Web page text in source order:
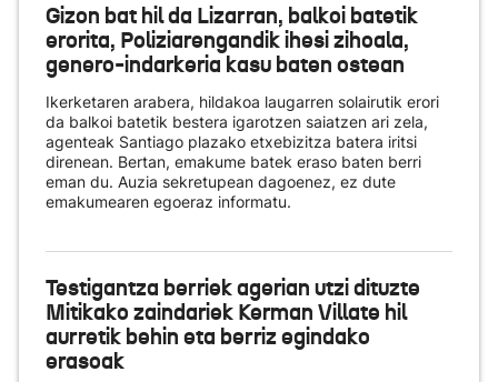
Gizon bat hil da Lizarran, balkoi batetik
erorita, Poliziarengandik ihesi zihoala,
genero-indarkeria kasu baten ostean
Ikerketaren arabera, hildakoa laugarren solairutik erori
da balkoi batetik bestera igarotzen saiatzen ari zela,
agenteak Santiago plazako etxebizitza batera iritsi
direnean. Bertan, emakume batek eraso baten berri
eman du. Auzia sekretupean dagoenez, ez dute
emakumearen egoeraz informatu.
Testigantza berriek agerian utzi dituzte
Mitikako zaindariek Kerman Villate hil
aurretik behin eta berriz egindako
erasoak